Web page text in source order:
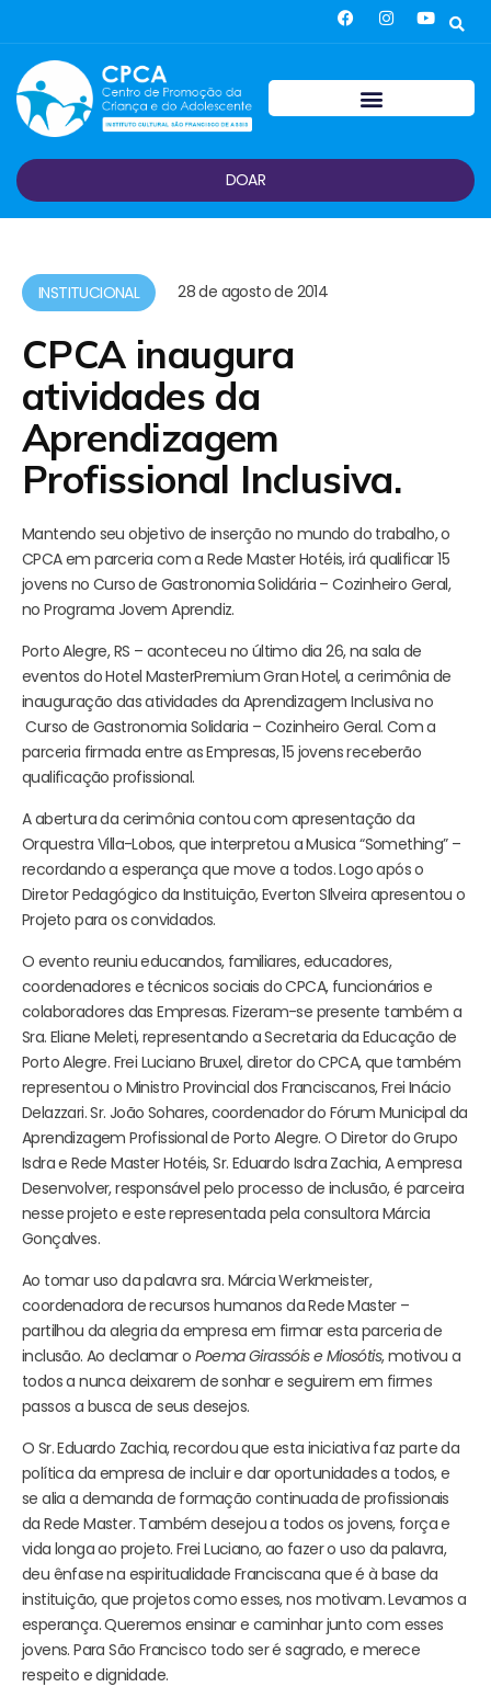
DOAR
INSTITUCIONAL 28 de agosto de 2014
CPCA inaugura
atividades da
Aprendizagem
Profissional Inclusiva.
Mantendo seu objetivo de inserção no mundo do trabalho, o
CPCA em parceria com a Rede Master Hotéis, irá qualificar 15
jovens no Curso de Gastronomia Solidária – Cozinheiro Geral,
no Programa Jovem Aprendiz.
Porto Alegre, RS – aconteceu no último dia 26, na sala de
eventos do Hotel MasterPremium Gran Hotel, a cerimônia de
inauguração das atividades da Aprendizagem Inclusiva no
Curso de Gastronomia Solidaria – Cozinheiro Geral. Com a
parceria firmada entre as Empresas, 15 jovens receberão
qualificação profissional.
A abertura da cerimônia contou com apresentação da
Orquestra Villa-Lobos, que interpretou a Musica “Something” –
recordando a esperança que move a todos. Logo após o
Diretor Pedagógico da Instituição, Everton SIlveira apresentou o
Projeto para os convidados.
O evento reuniu educandos, familiares, educadores,
coordenadores e técnicos sociais do CPCA, funcionários e
colaboradores das Empresas. Fizeram-se presente também a
Sra. Eliane Meleti, representando a Secretaria da Educação de
Porto Alegre. Frei Luciano Bruxel, diretor do CPCA, que também
representou o Ministro Provincial dos Franciscanos, Frei Inácio
Delazzari. Sr. João Sohares, coordenador do Fórum Municipal da
Aprendizagem Profissional de Porto Alegre. O Diretor do Grupo
Isdra e Rede Master Hotéis, Sr. Eduardo Isdra Zachia, A empresa
Desenvolver, responsável pelo processo de inclusão, é parceira
nesse projeto e este representada pela consultora Márcia
Gonçalves.
Ao tomar uso da palavra sra. Márcia Werkmeister,
coordenadora de recursos humanos da Rede Master –
partilhou da alegria da empresa em firmar esta parceria de
inclusão. Ao declamar o Poema Girassóis e Miosótis, motivou a
todos a nunca deixarem de sonhar e seguirem em firmes
passos a busca de seus desejos.
O Sr. Eduardo Zachia, recordou que esta iniciativa faz parte da
política da empresa de incluir e dar oportunidades a todos, e
se alia a demanda de formação continuada de profissionais
da Rede Master. Também desejou a todos os jovens, força e
vida longa ao projeto. Frei Luciano, ao fazer o uso da palavra,
deu ênfase na espiritualidade Franciscana que é à base da
instituição, que projetos como esses, nos motivam. Levamos a
esperança. Queremos ensinar e caminhar junto com esses
jovens. Para São Francisco todo ser é sagrado, e merece
respeito e dignidade.